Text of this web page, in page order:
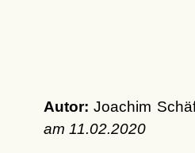
Autor: Joachim
am 11.02.2020